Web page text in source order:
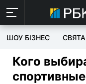
ШОУ БІЗНЕС СВЯТА
Кого